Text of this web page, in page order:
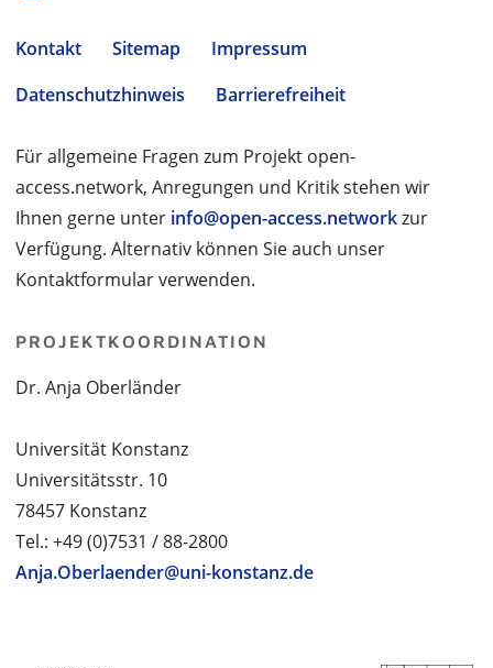
Kontakt Sitemap
Impressum
Datenschutzhinweis
Barrierefreiheit
Für allgemeine Fragen zum Projekt open-
access.network, Anregungen und Kritik stehen wir
Ihnen gerne unter info@open-access.networkzur
Verfügung. Alternativ können Sie auch unser
Kontaktformular verwenden.
PROJEKTKOORDINATION
Dr. Anja Oberländer
Universität Konstanz
Universitätsstr. 10
78457 Konstanz
Tel.: +49 (0)7531 / 88-2800
Anja.Oberlaender@uni-konstanz.de